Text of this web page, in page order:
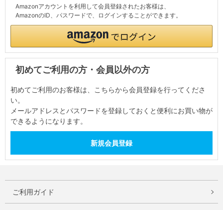
Amazonアカウントを利用して会員登録されたお客様は、
AmazonのID、パスワードで、ログインすることができます。
初めてご利用の方・会員以外の方
初めてご利用のお客様は、こちらから会員登録を行ってくださ
い。
メールアドレスとパスワードを登録しておくと便利にお買い物が
できるようになります。
ご利用ガイド